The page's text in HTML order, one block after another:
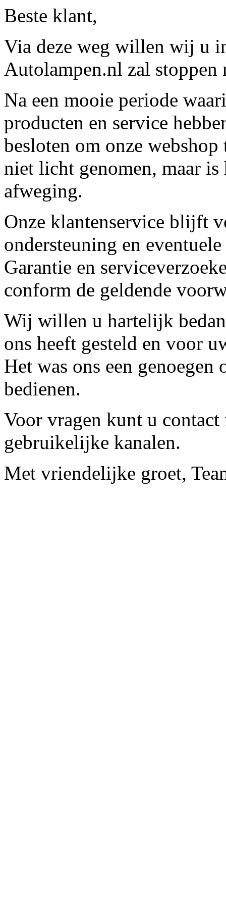
Beste klant,
Via deze weg willen wij u
Autolampen.nl zal stoppen
Na een mooie periode
producten en service
besloten om onze
niet licht genomen, maar
afweging.
Onze klantenservice blijft
ondersteuning en
Garantie en
conform de geldende
Wij willen u hartelijk
ons heeft gesteld en voor
Het was ons een
bedienen.
Voor vragen kunt u contact
gebruikelijke kanalen.
Met vriendelijke groet,